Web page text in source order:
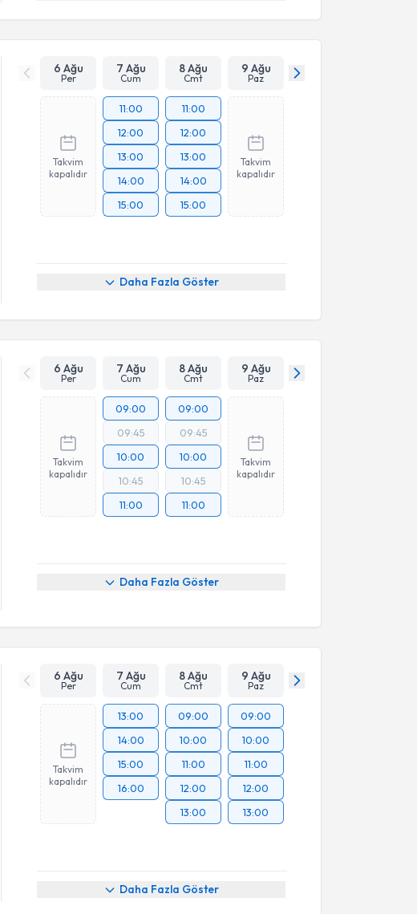
6 Ağu
Per
7 Ağu
Cum
8 Ağu
Cmt
9 Ağu
Paz
Takvim
kapalıdır
11:00
12:00
13:00
14:00
15:00
11:00
12:00
13:00
14:00
15:00
Takvim
kapalıdır
Daha Fazla Göster
6 Ağu
Per
7 Ağu
Cum
8 Ağu
Cmt
9 Ağu
Paz
Takvim
kapalıdır
09:00
09:45
10:00
10:45
11:00
09:00
09:45
10:00
10:45
11:00
Takvim
kapalıdır
Daha Fazla Göster
6 Ağu
Per
7 Ağu
Cum
8 Ağu
Cmt
9 Ağu
Paz
Takvim
kapalıdır
13:00
14:00
15:00
16:00
09:00
10:00
11:00
12:00
13:00
09:00
10:00
11:00
12:00
13:00
Daha Fazla Göster
Randevu Takvimi Talebi